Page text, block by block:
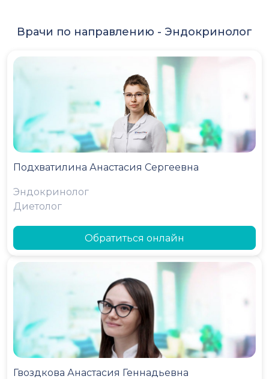
Врачи по направлению - Эндокринолог
Подхватилина Анастасия Сергеевна
Эндокринолог
Диетолог
Обратиться онлайн
Гвоздкова Анастасия Геннадьевна